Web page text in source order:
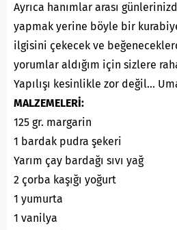
Ayrıca hanımlar arası
yapmak yerine böyle bir
ilgisini çekecek ve
yorumlar aldığım için sizlere
Yapılışı kesinlikle zor değil…
MALZEMELERİ:
125 gr. margarin
1 bardak pudra şekeri
Yarım çay bardağı sıvı yağ
2 çorba kaşığı yoğurt
1 yumurta
1 vanilya